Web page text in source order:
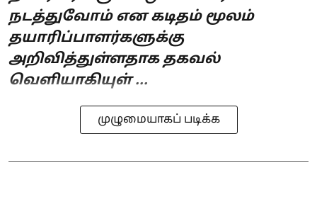
நடத்துவோம் என கடிதம் மூலம்
தயாரிப்பாளர்களுக்கு
அறிவித்துள்ளதாக தகவல்
வெளியாகியுள் ...
முழுமையாகப் படிக்க